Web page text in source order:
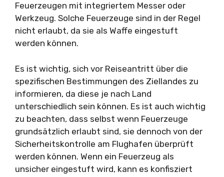
Feuerzeugen mit integriertem Messer oder
Werkzeug. Solche Feuerzeuge sind in der Regel
nicht erlaubt, da sie als Waffe eingestuft
werden können.
Es ist wichtig, sich vor Reiseantritt über die
spezifischen Bestimmungen des Ziellandes zu
informieren, da diese je nach Land
unterschiedlich sein können. Es ist auch wichtig
zu beachten, dass selbst wenn Feuerzeuge
grundsätzlich erlaubt sind, sie dennoch von der
Sicherheitskontrolle am Flughafen überprüft
werden können. Wenn ein Feuerzeug als
unsicher eingestuft wird, kann es konfisziert